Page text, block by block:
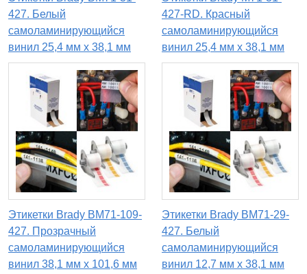
427. Белый
самоламинирующийся
винил 25,4 мм х 38,1 мм
427-RD. Красный
самоламинирующийся
винил 25,4 мм х 38,1 мм
Этикетки Brady BM71-109-
427. Прозрачный
самоламинирующийся
винил 38,1 мм х 101,6 мм
Этикетки Brady BM71-29-
427. Белый
самоламинирующийся
винил 12,7 мм х 38,1 мм